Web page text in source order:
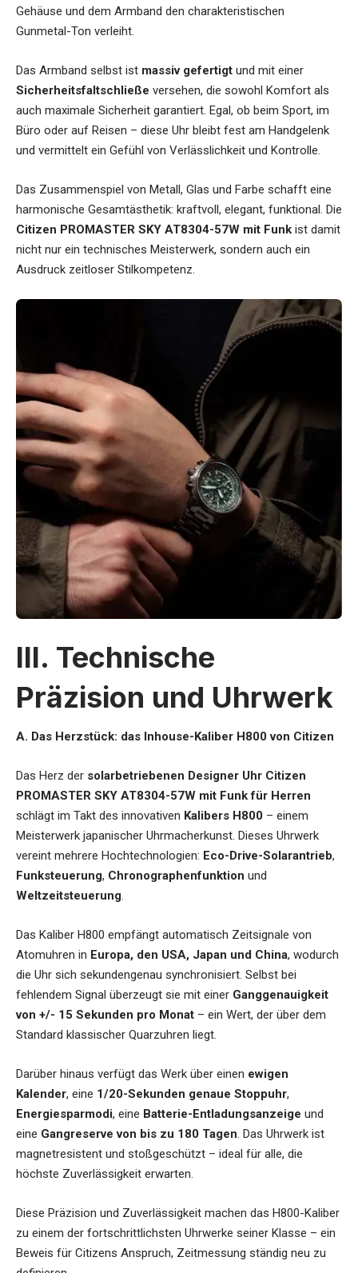
Gehäuse und dem Armband den charakteristischen
Gunmetal-Ton verleiht.
Das Armband selbst ist massiv gefertigt und mit einer
Sicherheitsfaltschließe versehen, die sowohl Komfort als
auch maximale Sicherheit garantiert. Egal, ob beim Sport, im
Büro oder auf Reisen – diese Uhr bleibt fest am Handgelenk
und vermittelt ein Gefühl von Verlässlichkeit und Kontrolle.
Das Zusammenspiel von Metall, Glas und Farbe schafft eine
harmonische Gesamtästhetik: kraftvoll, elegant, funktional. Die
Citizen PROMASTER SKY AT8304-57W mit Funk ist damit
nicht nur ein technisches Meisterwerk, sondern auch ein
Ausdruck zeitloser Stilkompetenz.
III. Technische
Präzision und Uhrwerk
A. Das Herzstück: das Inhouse-Kaliber H800 von Citizen
Das Herz der solarbetriebenen Designer Uhr Citizen
PROMASTER SKY AT8304-57W mit Funk für Herren
schlägt im Takt des innovativen Kalibers H800 – einem
Meisterwerk japanischer Uhrmacherkunst. Dieses Uhrwerk
vereint mehrere Hochtechnologien: Eco-Drive-Solarantrieb,
Funksteuerung, Chronographenfunktion und
Weltzeitsteuerung
Das Kaliber H800 empfängt automatisch Zeitsignale von
Atomuhren in Europa, den USA, Japan und China, wodurch
die Uhr sich sekundengenau synchronisiert. Selbst bei
fehlendem Signal überzeugt sie mit einer Ganggenauigkeit
von +/- 15 Sekunden pro Monat – ein Wert, der über dem
Standard klassischer Quarzuhren liegt.
Darüber hinaus verfügt das Werk über einen ewigen
Kalender, eine 1/20-Sekunden genaue Stoppuhr,
Energiesparmodi, eine Batterie-Entladungsanzeige und
eine Gangreserve von bis zu 180 Tagen . Das Uhrwerk ist
magnetresistent und stoßgeschützt – ideal für alle, die
höchste Zuverlässigkeit erwarten.
Diese Präzision und Zuverlässigkeit machen das H800-Kaliber
zu einem der fortschrittlichsten Uhrwerke seiner Klasse – ein
Beweis für Citizens Anspruch, Zeitmessung ständig neu zu